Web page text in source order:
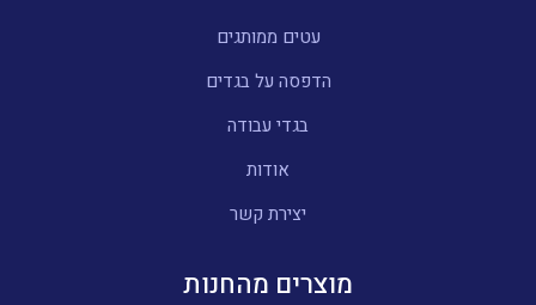
עטים ממותגים
הדפסה על בגדים
בגדי עבודה
אודות
יצירת קשר
מוצרים מהחנות